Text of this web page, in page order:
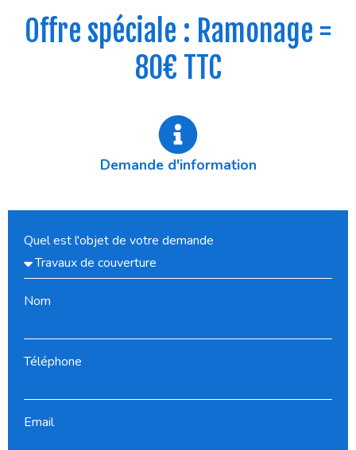
Offre spéciale : Ramonage =
80€ TTC
Demande d'information
Quel est l'objet de votre demande
Nom
Téléphone
Email